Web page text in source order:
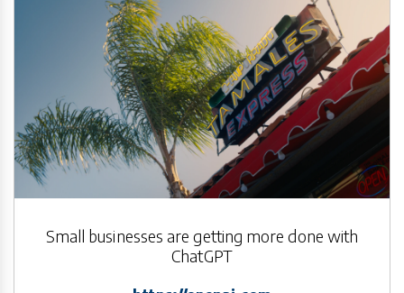
Small businesses are getting more done with
ChatGPT